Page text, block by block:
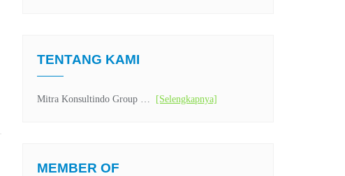
TENTANG KAMI
Mitra Konsultindo Group … [Selengkapnya]
MEMBER OF